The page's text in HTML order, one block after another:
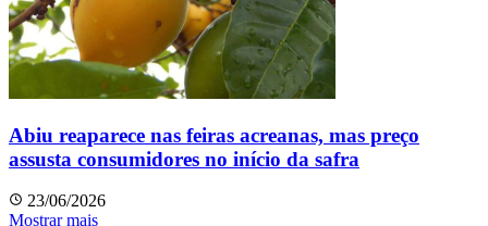
Abiu reaparece nas feiras acreanas, mas preço
assusta consumidores no início da safra
23/06/2026
Mostrar mais